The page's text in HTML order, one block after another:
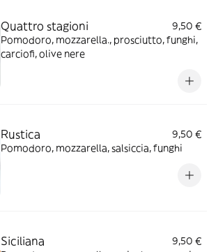
Quattro stagioni
9,50 €
Pomodoro, mozzarella., prosciutto, funghi,
carciofi, olive nere
Rustica
9,50 €
Pomodoro, mozzarella, salsiccia, funghi
Siciliana
9,50 €